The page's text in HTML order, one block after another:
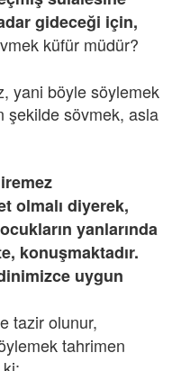
gideceği için,
küfür müdür?
yani böyle söylemek
şekilde sövmek, asla
olmalı diyerek,
yanlarında
konuşmaktadır.
uygun
tazir olunur,
tahrimen